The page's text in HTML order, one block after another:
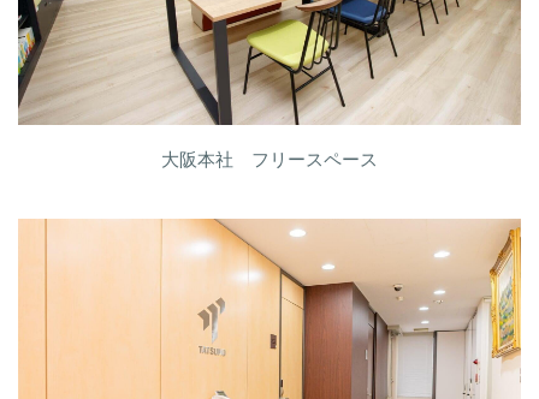
大阪本社 フリースペース